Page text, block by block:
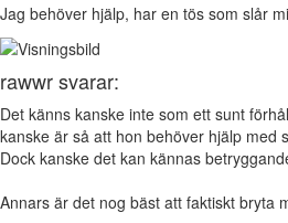
Jag behöver hjälp, har en tös som slår
rawwr svarar:
Det känns kanske inte som ett sunt
kanske är så att hon behöver hjälp med
Dock kanske det kan kännas
Annars är det nog bäst att faktiskt bryta